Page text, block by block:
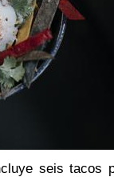
seis tacos